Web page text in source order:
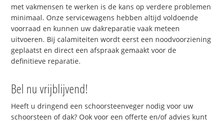
met vakmensen te werken is de kans op verdere problemen
minimaal. Onze servicewagens hebben altijd voldoende
voorraad en kunnen uw dakreparatie vaak meteen
uitvoeren. Bij calamiteiten wordt eerst een noodvoorziening
geplaatst en direct een afspraak gemaakt voor de
definitieve reparatie.
Bel nu vrijblijvend!
Heeft u dringend een schoorsteenveger nodig voor uw
schoorsteen of dak? Ook voor een offerte en/of advies kunt